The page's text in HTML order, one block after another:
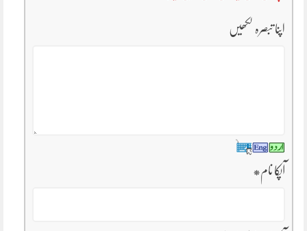
اپنا تبصرہ لکھیں
آپکا نام*